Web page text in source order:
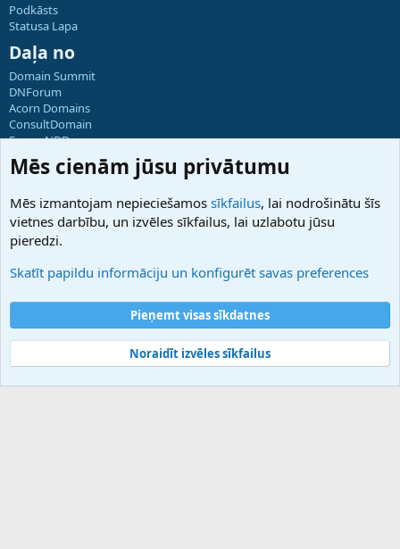
Podkāsts
Statusa Lapa
Daļa no
Domain Summit
DNForum
Acorn Domains
ConsultDomain
ForumNDD
Domainforum.ro
27.be
Hostmaria
Atbalsts
Palīdzība
Noteikumi un nosacījumi
Privātuma politika
Community platform by XenForo® © 2010-2025 XenForo Ltd.
Mēs cienām jūsu privātumu
Mēs izmantojam nepieciešamos sīkfailus, lai nodrošinātu šīs
vietnes darbību, un izvēles sīkfailus, lai uzlabotu jūsu
pieredzi.
Skatīt papildu informāciju un konfigurēt savas preferences
Pieņemt visas sīkdatnes
Noraidīt izvēles sīkfailus